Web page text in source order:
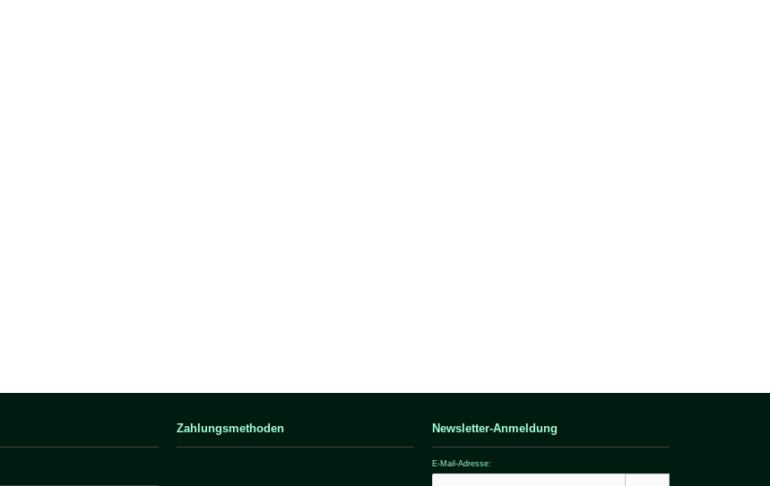
Zahlungsmethoden Newsletter-Anmeldung
E-Mail-Adresse: